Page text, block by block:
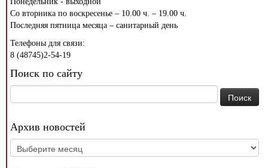
Со вторника по воскресенье – 10.00 ч. – 19.00 ч.
Последняя пятница месяца – санитарный день
Телефоны для связи:
8 (48745)2-54-19
Поиск по сайту
Архив новостей
Архив
новостей